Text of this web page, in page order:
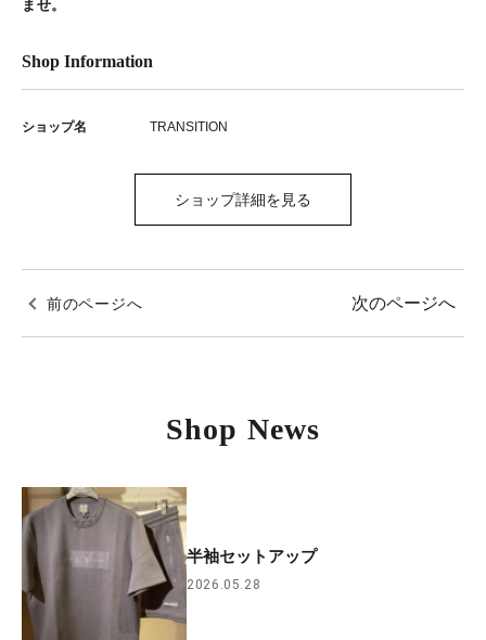
ませ。
Shop Information
ショップ名 TRANSITION
ショップ詳細を見る
前のページへ 次のページへ
Shop News
半袖セットアップ
2026.05.28